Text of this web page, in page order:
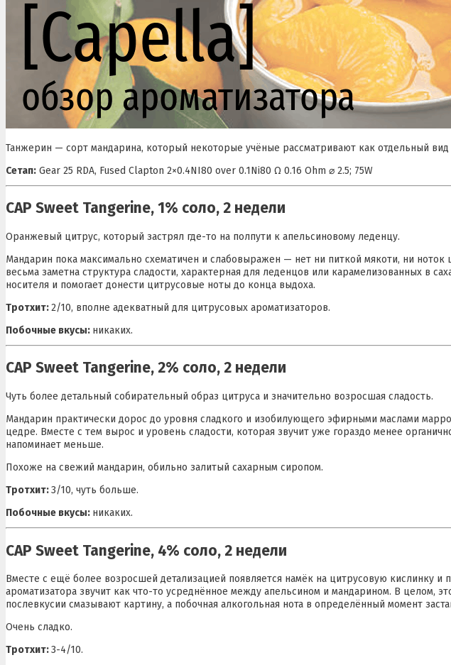
Танжерин — сорт мандарина, который некоторые учёные рассматривают как отдельный вид
Сетап: Gear 25 RDA, Fused Clapton 2×0.4NI80 over 0.1Ni80 Ω 0.16 Ohm ⌀ 2.5; 75W
CAP Sweet Tangerine, 1% соло, 2 недели
Оранжевый цитрус, который застрял где-то на полпути к апельсиновому леденцу.
Мандарин пока максимально схематичен и слабовыражен — нет ни питкой мякоти, ни
весьма заметна структура сладости, характерная для леденцов или карамелизованных в
носителя и помогает донести цитрусовые ноты до конца выдоха.
Тротхит:2/10, вполне адекватный для цитрусовых ароматизаторов.
Побочные вкусы: никаких.
CAP Sweet Tangerine, 2% соло, 2 недели
Чуть более детальный собирательный образ цитруса и значительно возросшая сладость.
Мандарин практически дорос до уровня сладкого и изобилующего эфирными маслами
цедре. Вместе с тем вырос и уровень сладости, которая звучит уже гораздо менее
напоминает меньше.
Похоже на свежий мандарин, обильно залитый сахарным сиропом.
Тротхит:3/10, чуть больше.
Побочные вкусы: никаких.
CAP Sweet Tangerine, 4% соло, 2 недели
Вместе с ещё более возросшей детализацией появляется намёк на цитрусовую кислинку
ароматизатора звучит как что-то усреднённое между апельсином и мандарином. В целом,
послевкусии смазывают картину, а побочная алкогольная нота в определённый момент
Очень сладко.
Тротхит:3-4/10.